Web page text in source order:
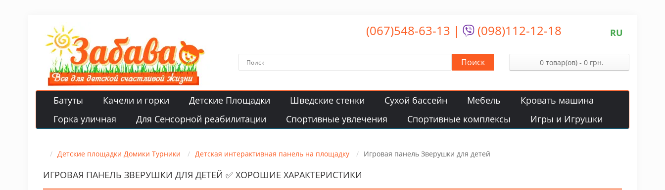
(067)548-63-13 | (098)112-12-18 RU
Поиск 0 товар(ов) - 0 грн.
Батуты Качели и горки Детские Площадки Шведские стенки Сухой бассейн Мебель
Кровать машина
Горка уличная
Для Сенсорной реабилитации Спортивные увлечения Спортивные комплексы Игры и Игрушки
Детские площадки Домики Турники Детская интерактивная панель на площадку Игровая панель Зверушки для детей
ИГРОВАЯ ПАНЕЛЬ ЗВЕРУШКИ ДЛЯ ДЕТЕЙ ✅ ХОРОШИЕ ХАРАКТЕРИСТИКИ